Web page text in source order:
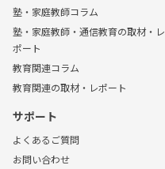
塾・家庭教師コラム
塾・家庭教師・通信教育の取材・レ
ポート
教育関連コラム
教育関連の取材・レポート
サポート
よくあるご質問
お問い合わせ